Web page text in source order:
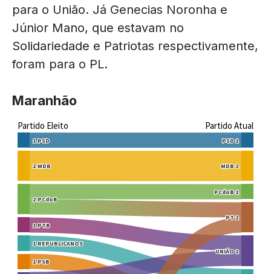
para o União. Já Genecias Noronha e
Júnior Mano, que estavam no
Solidariedade e Patriotas respectivamente,
foram para o PL.
Maranhão